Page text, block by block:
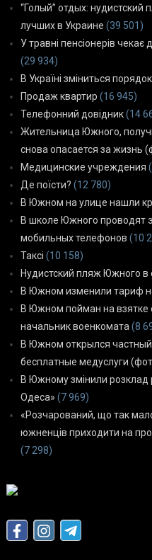
“Голый” отдых:
лучших в Украине (39 501)
У травні пенсіонерів
(29 934)
В Україні зміниться
Продаж квартир (16 945)
Телефонний довідник(14
Жительница Южного,
снова опасается за жизнь
Медицинские учреждения
Де поїсти? (12 780)
В Южном на улице нашли
В школе Южного проводят
мобильных телефонов (10
Таксі (10 158)
Нудистский пляж Южного в
В Южном изменили тариф
В Южном пойман на взятке
начальник военкомата (8
В Южном открылся
бесплатные медуслуги
В Южному змінили
Одеса» (7 969)
«Розчарований, що так
южненців приходити на
(7 298)